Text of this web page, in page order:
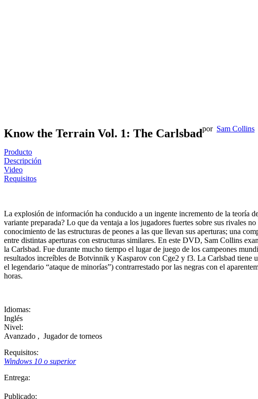
Know the Terrain Vol. 1: The Carlsbadpor Sam Collins
Producto
Descripción
Video
Requisitos
La explosión de información ha conducido a un ingente incremento de la teoría
variante preparada? Lo que da ventaja a los jugadores fuertes sobre sus rivales
conocimiento de las estructuras de peones a las que llevan sus aperturas; una
entre distintas aperturas con estructuras similares. En este DVD, Sam Collins
la Carlsbad. Fue durante mucho tiempo el lugar de juego de los campeones
resultados increíbles de Botvinnik y Kasparov con Cge2 y f3. La Carlsbad tiene
el legendario “ataque de minorías”) contrarrestado por las negras con el
horas.
Idiomas:
Inglés
Nivel:
Avanzado , Jugador de torneos
Requisitos:
Windows 10 o superior
Entrega:
Publicado: